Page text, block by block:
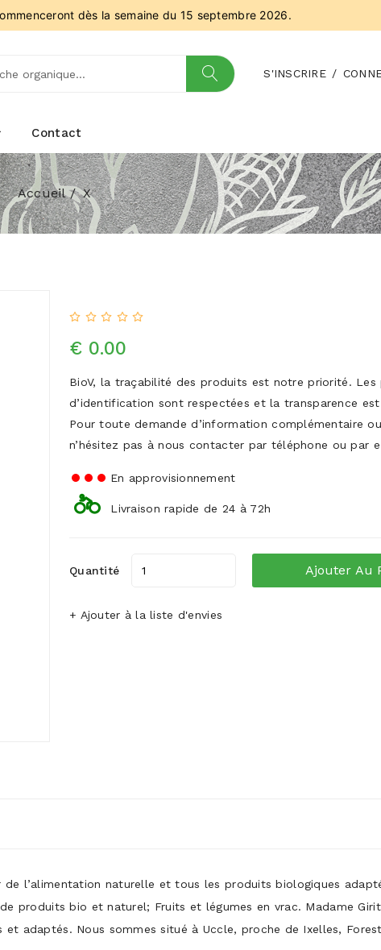
dès la semaine du 15 septembre 2026.
S'INSCRIRE /
Contact
Accueil X
€ 0.00
BioV, la traçabilité des produits est notre priorité. Les
d’identification sont respectées et la transparence
Pour toute demande d’information complémentaire
n’hésitez pas à nous contacter par téléphone ou par
En approvisionnement
Livraison rapide de 24 à 72h
Quantité Ajouter Au
+ Ajouter à la liste d'envies
l’alimentation naturelle et tous les produits biologiques
produits bio et naturel; Fruits et légumes en vrac. Madame
adaptés. Nous sommes situé à Uccle, proche de Ixelles,